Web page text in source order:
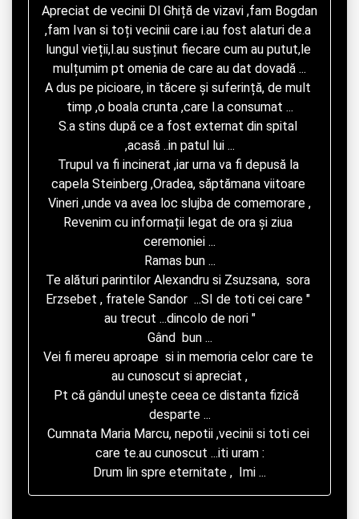
Apreciat de vecinii Dl Ghiță de vizavi ,fam Bogdan
,fam Ivan si toți vecinii care i.au fost alaturi de.a
lungul vieții,l.au susținut fiecare cum au putut,le
mulțumim pt omenia de care au dat dovadă ...
A dus pe picioare, in tăcere și suferință, de mult
timp ,o boala crunta ,care l.a consumat ...
S.a stins după ce a fost externat din spital
,acasă ..in patul lui ...
Trupul va fi incinerat ,iar urna va fi depusă la
capela Steinberg ,Oradea, săptămana viitoare
Vineri ,unde va avea loc slujba de comemorare ,
Revenim cu informații legat de ora și ziua
ceremoniei ...
Ramas bun ...
Te alături parintilor Alexandru si Zsuzsana,  sora
Erzsebet , fratele Sandor  ...SI de toti cei care "
au trecut ...dincolo de nori "
Gând  bun ...
Vei fi mereu aproape  si in memoria celor care te
au cunoscut si apreciat ,
Pt că gândul unește ceea ce distanta fizică
desparte ...
Cumnata Maria Marcu, nepotii ,vecinii si toti cei
care te.au cunoscut ...iti uram :
Drum lin spre eternitate ,  Imi ...